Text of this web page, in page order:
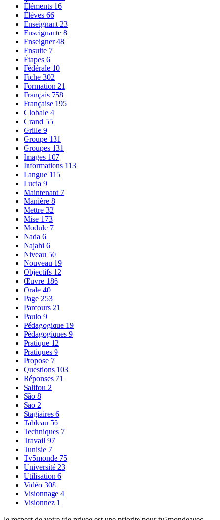
Éléments 16
Élèves 66
Enseignant 23
Enseignante 8
Enseigner48
Ensuite 7
Étapes 6
Fédérale 10
Fiche 302
Formation 21
Français 758
Française 195
Globale 4
Grand 55
Grille 9
Groupe 131
Groupes 131
Images 107
Informations 113
Langue 115
Lucia 9
Maintenant 7
Manière 8
Mettre 32
Mise 173
Module 7
Nada 6
Najahi 6
Niveau 50
Nouveau 19
Objectifs 12
Œuvre 186
Orale 40
Page 253
Parcours 21
Paulo 9
Pédagogique 19
Pédagogiques 9
Pratique 12
Pratiques 9
Propose 7
Questions 103
Réponses 71
Salifou 2
São 8
Sao 2
Stagiaires 6
Tableau 56
Techniques 7
Travail 97
Tunisie 7
Tv5monde 75
Université 23
Utilisation 6
Vidéo 308
Visionnage 4
Visionnez 1